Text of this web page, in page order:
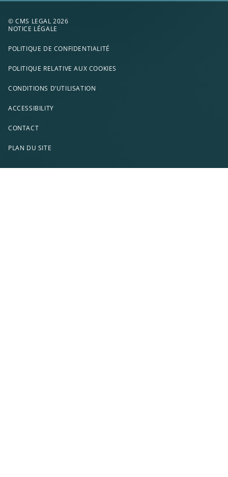
© CMS LEGAL 2026
NOTICE LÉGALE
POLITIQUE DE CONFIDENTIALITÉ
POLITIQUE RELATIVE AUX COOKIES
CONDITIONS D’UTILISATION
ACCESSIBILITY
CONTACT
PLAN DU SITE